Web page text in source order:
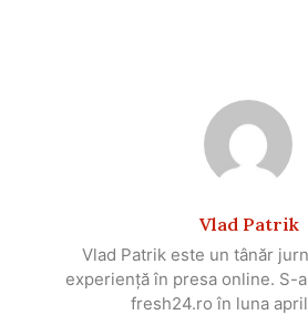
Vlad Patrik
Vlad Patrik este un tânăr
experiență în presa online. S-
fresh24.ro în luna